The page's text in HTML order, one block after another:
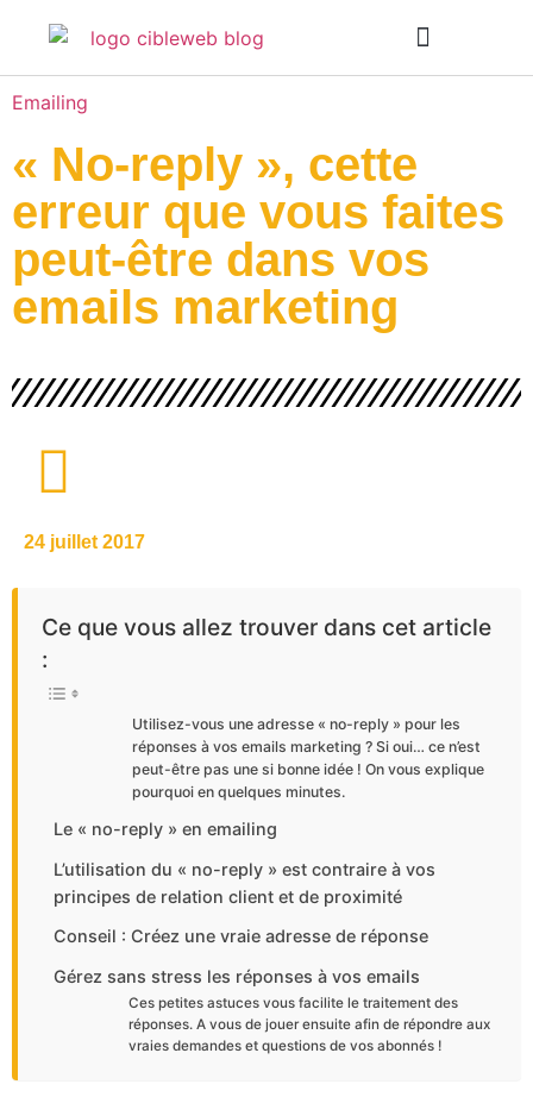
Emailing
« No-reply », cette
erreur que vous faites
peut-être dans vos
emails marketing
24 juillet 2017
Ce que vous allez trouver dans cet article
:
Utilisez-vous une adresse « no-reply » pour les
réponses à vos emails marketing ? Si oui… ce n’est
peut-être pas une si bonne idée ! On vous explique
pourquoi en quelques minutes.
Le « no-reply » en emailing
L’utilisation du « no-reply » est contraire à vos
principes de relation client et de proximité
Conseil : Créez une vraie adresse de réponse
Gérez sans stress les réponses à vos emails
Ces petites astuces vous facilite le traitement des
réponses. A vous de jouer ensuite afin de répondre aux
vraies demandes et questions de vos abonnés !